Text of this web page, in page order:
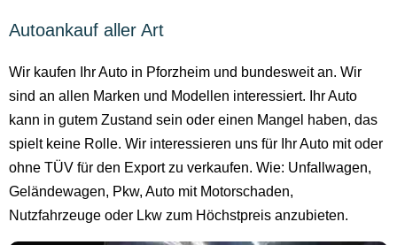
Autoankauf aller Art
Wir kaufen Ihr Auto in Pforzheim und bundesweit an. Wir
sind an allen Marken und Modellen interessiert. Ihr Auto
kann in gutem Zustand sein oder einen Mangel haben, das
spielt keine Rolle. Wir interessieren uns für Ihr Auto mit oder
ohne TÜV für den Export zu verkaufen. Wie: Unfallwagen,
Geländewagen, Pkw, Auto mit Motorschaden,
Nutzfahrzeuge oder Lkw zum Höchstpreis anzubieten.